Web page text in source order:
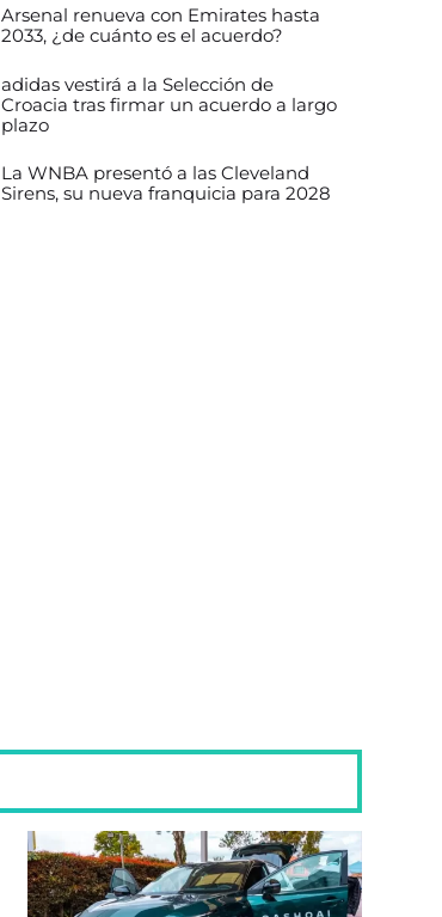
Arsenal renueva con Emirates hasta
2033, ¿de cuánto es el acuerdo?
adidas vestirá a la Selección de
Croacia tras firmar un acuerdo a largo
plazo
La WNBA presentó a las Cleveland
Sirens, su nueva franquicia para 2028